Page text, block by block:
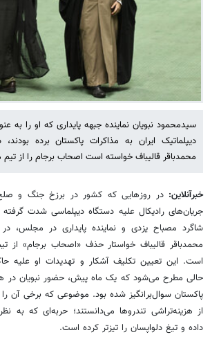
سیدمحمود نبویان نماینده جبهه پایداری که او را به
دیپلماتیک ایران به مذاکرات پاکستان برده
محمدباقر قالیباف خواسته است اصحاب برجام را از
خبرآنلاین: در روزهایی که کشور در برزخ جنگ و
جریان‌های رادیکال علیه دستگاه دیپلماسی شدت
شاگرد مصباح یزدی و نماینده پایداری در مجلس، در
محمدباقر قالیباف خواستار حذف «اصحاب برجام» از
است. این تعیین تکلیف آشکار و تهدیدات او علیه
حالی مطرح می‌شود که یک ماه پیش، حضور نبویان در
پاکستان سوال‌برانگیز شده بود. موضوعی که برخی آن
از هزینه‌تراشی تندروها می‌دانستند؛ حربه‌ای که
داده و تیغ دلواپسان را تیزتر کرده است.